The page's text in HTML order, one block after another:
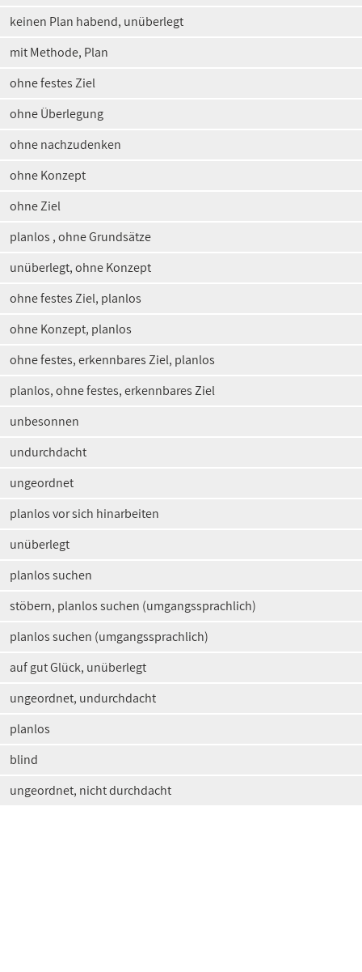
keinen Plan habend, unüberlegt
mit Methode, Plan
ohne festes Ziel
ohne Überlegung
ohne nachzudenken
ohne Konzept
ohne Ziel
planlos , ohne Grundsätze
unüberlegt, ohne Konzept
ohne festes Ziel, planlos
ohne Konzept, planlos
ohne festes, erkennbares Ziel, planlos
planlos, ohne festes, erkennbares Ziel
unbesonnen
undurchdacht
ungeordnet
planlos vor sich hinarbeiten
unüberlegt
planlos suchen
stöbern, planlos suchen (umgangssprachlich)
planlos suchen (umgangssprachlich)
auf gut Glück, unüberlegt
ungeordnet, undurchdacht
planlos
blind
ungeordnet, nicht durchdacht